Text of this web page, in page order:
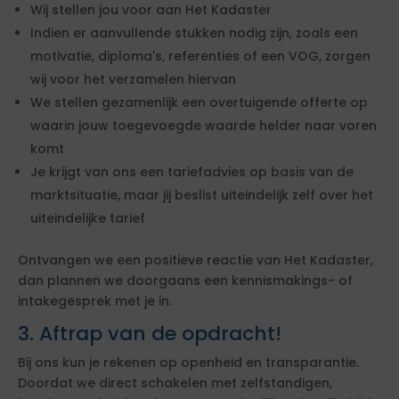
Wij stellen jou voor aan Het Kadaster
Indien er aanvullende stukken nodig zijn, zoals een
motivatie, diploma's, referenties of een VOG, zorgen
wij voor het verzamelen hiervan
We stellen gezamenlijk een overtuigende offerte op
waarin jouw toegevoegde waarde helder naar voren
komt
Je krijgt van ons een tariefadvies op basis van de
marktsituatie, maar jij beslist uiteindelijk zelf over het
uiteindelijke tarief
Ontvangen we een positieve reactie van Het Kadaster,
dan plannen we doorgaans een kennismakings- of
intakegesprek met je in.
3. Aftrap van de opdracht!
Bij ons kun je rekenen op openheid en transparantie.
Doordat we direct schakelen met zelfstandigen,